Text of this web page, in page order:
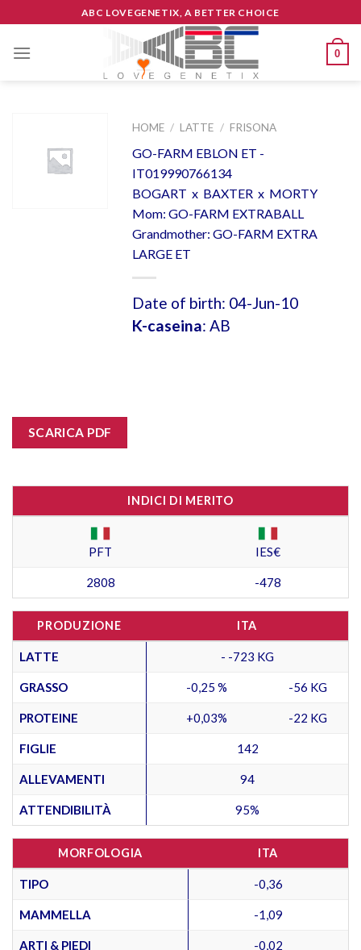
to
content
ABC LOVEGENETIX, A BETTER CHOICE
0
HOME / LATTE / FRISONA
GO-FARM EBLON ET -
IT019990766134
BOGART x BAXTER x MORTY
Mom: GO-FARM EXTRABALL
Grandmother: GO-FARM EXTRA
LARGE ET
Date of birth: 04-Jun-10
K-caseina: AB
SCARICA PDF
INDICI DI MERITO
PFT IES€
2808 -478
PRODUZIONE ITA
LATTE - -723 KG
GRASSO -0,25 % -56 KG
PROTEINE +0,03% -22 KG
FIGLIE 142
ALLEVAMENTI 94
ATTENDIBILITÀ 95%
MORFOLOGIA ITA
TIPO -0,36
MAMMELLA -1,09
ARTI & PIEDI -0,02